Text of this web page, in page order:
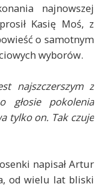
najnowszej
Kasię Moś, z
o samotnym
wyborów.
najszczerszym z
głosie pokolenia
tylko on. Tak czuje
napisał Artur
od wielu lat bliski